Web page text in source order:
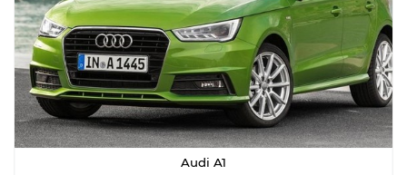
Audi A1